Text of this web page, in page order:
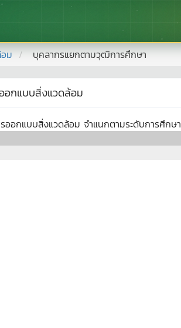
ม บุคลากรแยกตามวุฒิการศึกษา
อกแบบสิ่งแวดล้อม
ออกแบบสิ่งแวดล้อม จำแนกตามระดับการศึกษา